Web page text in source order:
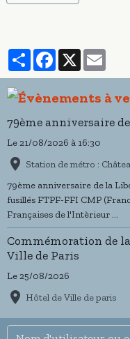
PartagerFacebook
X
79ème anniversaire
Le 21/08/2026 à 16:30
Station de métro :
79ème anniversaire de la
fusillés FTPF-FFI CMP
Françaises de l'Intèrieur ...
Commémoration de
Ville de Paris
Le 25/08/2026
Hôtel de Ville de paris